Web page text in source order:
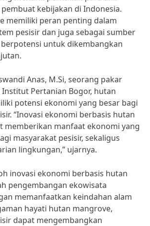
kebijakan di Indonesia.
memiliki peran penting dalam
pesisir dan juga sebagai sumber
berpotensi untuk dikembangkan
Anas, M.Si, seorang pakar
Pertanian Bogor, hutan
potensi ekonomi yang besar bagi
“Inovasi ekonomi berbasis hutan
memberikan manfaat ekonomi yang
masyarakat pesisir, sekaligus
lingkungan,” ujarnya.
inovasi ekonomi berbasis hutan
pengembangan ekowisata
memanfaatkan keindahan alam
hayati hutan mangrove,
dapat mengembangkan